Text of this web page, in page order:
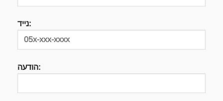
נייד:
הודעה: